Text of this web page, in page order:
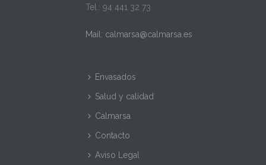
Tel.: 94 441 32 73
Mail: calmarsa@calmarsa.es
Envasados
Salud y calidad
Calmarsa
Contacto
Aviso Legal